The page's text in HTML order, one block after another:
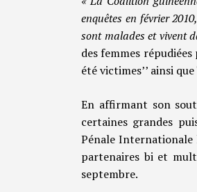
enquêtes en février
sont malades et vivent
des femmes
été victimes’’ ainsi
En affirmant son
certaines grandes
Pénale Internationale
partenaires bi et
septembre.